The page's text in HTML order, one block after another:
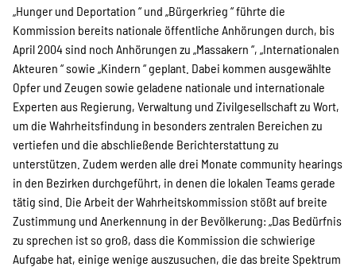
„Hunger und Deportation “ und „Bürgerkrieg “ führte die
Kommission bereits nationale öffentliche Anhörungen durch, bis
April 2004 sind noch Anhörungen zu „Massakern “, „Internationalen
Akteuren “ sowie „Kindern “ geplant. Dabei kommen ausgewählte
Opfer und Zeugen sowie geladene nationale und internationale
Experten aus Regierung, Verwaltung und Zivilgesellschaft zu Wort,
um die Wahrheitsfindung in besonders zentralen Bereichen zu
vertiefen und die abschließende Berichterstattung zu
unterstützen. Zudem werden alle drei Monate community hearings
in den Bezirken durchgeführt, in denen die lokalen Teams gerade
tätig sind. Die Arbeit der Wahrheitskommission stößt auf breite
Zustimmung und Anerkennung in der Bevölkerung: „Das Bedürfnis
zu sprechen ist so groß, dass die Kommission die schwierige
Aufgabe hat, einige wenige auszusuchen, die das breite Spektrum